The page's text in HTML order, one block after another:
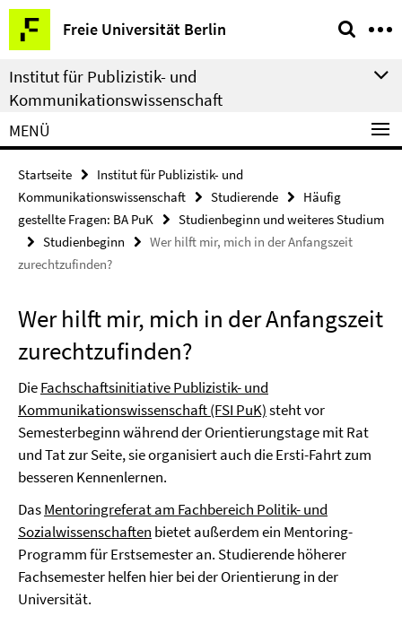
Springe
direkt
zu
Inhalt
Freie Universität Berlin
Service-
Navigation
Institut für Publizistik- und
Kommunikationswissenschaft
MENÜ
Startseite
Institut für Publizistik- und
Kommunikationswissenschaft
Studierende
Häufig
gestellte Fragen: BA PuK
Studienbeginn und weiteres Studium
Studienbeginn
Wer hilft mir, mich in der Anfangszeit
zurechtzufinden?
Wer hilft mir, mich in der Anfangszeit
zurechtzufinden?
DieFachschaftsinitiative Publizistik- und
Kommunikationswissenschaft (FSI PuK)steht vor
Semesterbeginn während der Orientierungstage mit Rat
und Tat zur Seite, sie organisiert auch die Ersti-Fahrt zum
besseren Kennenlernen.
DasMentoringreferat am Fachbereich Politik- und
Sozialwissenschaften bietet außerdem ein Mentoring-
Programm für Erstsemester an. Studierende höherer
Fachsemester helfen hier bei der Orientierung in der
Universität.